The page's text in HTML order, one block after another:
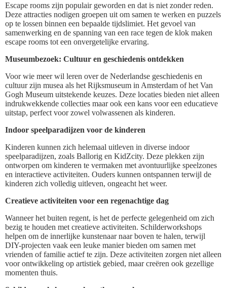
Escape rooms zijn populair geworden en dat is niet zonder reden.
Deze attracties nodigen groepen uit om samen te werken en puzzels
op te lossen binnen een bepaalde tijdslimiet. Het gevoel van
samenwerking en de spanning van een race tegen de klok maken
escape rooms tot een onvergetelijke ervaring.
Museumbezoek: Cultuur en geschiedenis ontdekken
Voor wie meer wil leren over de Nederlandse geschiedenis en
cultuur zijn musea als het Rijksmuseum in Amsterdam of het Van
Gogh Museum uitstekende keuzes. Deze locaties bieden niet alleen
indrukwekkende collecties maar ook een kans voor een educatieve
uitstap, perfect voor zowel volwassenen als kinderen.
Indoor speelparadijzen voor de kinderen
Kinderen kunnen zich helemaal uitleven in diverse indoor
speelparadijzen, zoals Ballorig en KidZcity. Deze plekken zijn
ontworpen om kinderen te vermaken met avontuurlijke speelzones
en interactieve activiteiten. Ouders kunnen ontspannen terwijl de
kinderen zich volledig uitleven, ongeacht het weer.
Creatieve activiteiten voor een regenachtige dag
Wanneer het buiten regent, is het de perfecte gelegenheid om zich
bezig te houden met creatieve activiteiten. Schilderworkshops
helpen om de innerlijke kunstenaar naar boven te halen, terwijl
DIY-projecten vaak een leuke manier bieden om samen met
vrienden of familie actief te zijn. Deze activiteiten zorgen niet alleen
voor ontwikkeling op artistiek gebied, maar creëren ook gezellige
momenten thuis.